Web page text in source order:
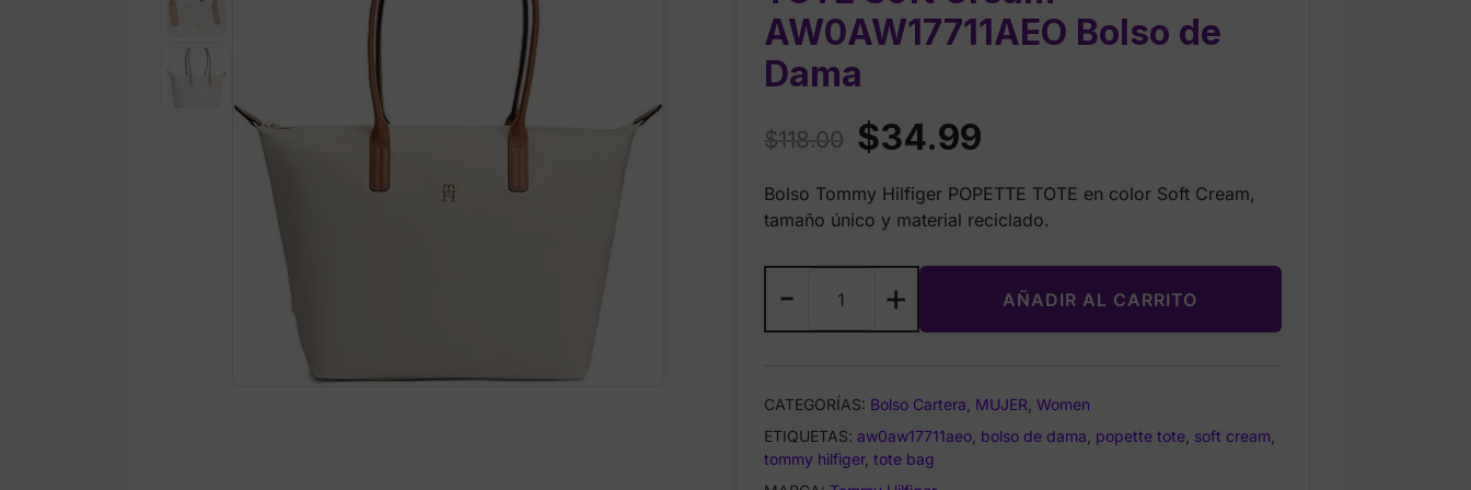
AW0AW17711AEO Bolso de
Dama
$118.00 Original
was:
$34.99
is:
Bolso Tommy Hilfiger POPETTE TOTE en color Soft Cream,
tamaño único y material reciclado.
-
Hilfiger
POPETTE
Cream
AW0AW17711AEO
Bolso
+ AÑADIR AL CARRITO
CATEGORÍAS: Bolso Cartera MUJER Women
ETIQUETAS: aw0aw17711aeo bolso de dama popette tote soft cream
tommy hilfiger, tote bag